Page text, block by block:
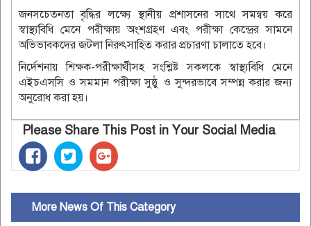
জনসচেতনতা বৃদ্ধির লক্ষ্যে স্থানীয় প্রশাসনের সাথে সমন্বয় করে
স্বাস্থ্যবিধি মেনে পরীক্ষায় অংশগ্রহণ এবং পরীক্ষা কেন্দ্রের সামনে
অভিভাবকদের জটলা নিরুৎসাহিত করার প্রচারণা চালাতে হবে।
নির্দেশনায় শিক্ষক-পরীক্ষার্থীসহ সংশ্লিষ্ট সকলকে স্বাস্থ্যবিধি মেনে
এইচএসসি ও সমমান পরীক্ষা সুষ্ঠু ও সুন্দরভাবে সম্পন্ন করার জন্য
অনুরোধ করা হয়।
Please Share This Post in Your Social Media
More News Of This Category